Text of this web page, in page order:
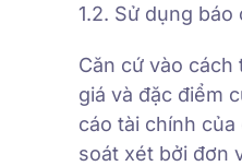
1.2. Sử dụng
Căn cứ vào
giá và đặc điểm
cáo tài chính
soát xét bởi đơn